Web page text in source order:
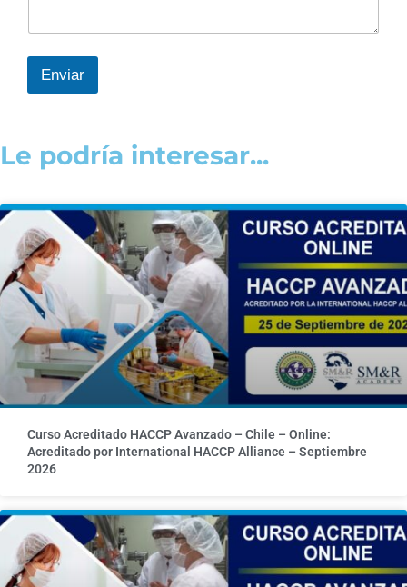
Enviar
Le podría interesar...
Curso Acreditado HACCP Avanzado – Chile – Online:
Acreditado por International HACCP Alliance – Septiembre
2026